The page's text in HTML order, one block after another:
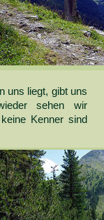
uns liegt, gibt uns
sehen wir
Kenner sind